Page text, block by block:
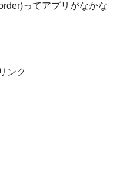
ってアプリがなかな
ンク